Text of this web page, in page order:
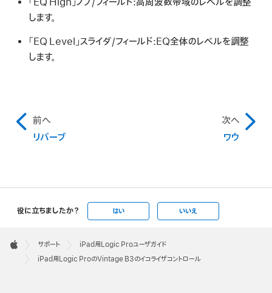
「EQ High」ノブ/フィールド:高周波数帯域のレベルを調整
します。
「EQ Level」スライダ/フィールド:EQ全体のレベルを調整
します。
前へ
リバーブ
次へ
ワウ
役に立ちましたか？ はい いいえ
Footer

Apple
サポート
iPad用Logic Proユーザガイド
iPad用Logic ProのVintage B3のイコライザコントロール